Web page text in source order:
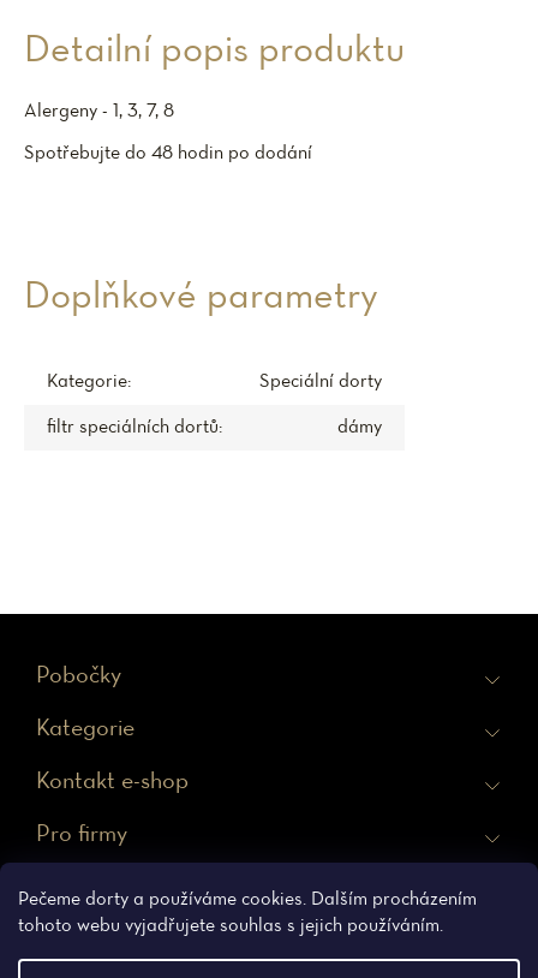
Pečeme dorty a používáme cookies. Dalším procházením
tohoto webu vyjadřujete souhlas s jejich používáním.
Detailní popis produktu
Alergeny - 1, 3, 7, 8
Spotřebujte do 48 hodin po dodání
Doplňkové parametry
Kategorie: Speciální dorty
filtr speciálních dortů: dámy
Pobočky
Kategorie
Kontakt e-shop
Pro firmy
Ochrana osobních údajů Obchodní podmínky